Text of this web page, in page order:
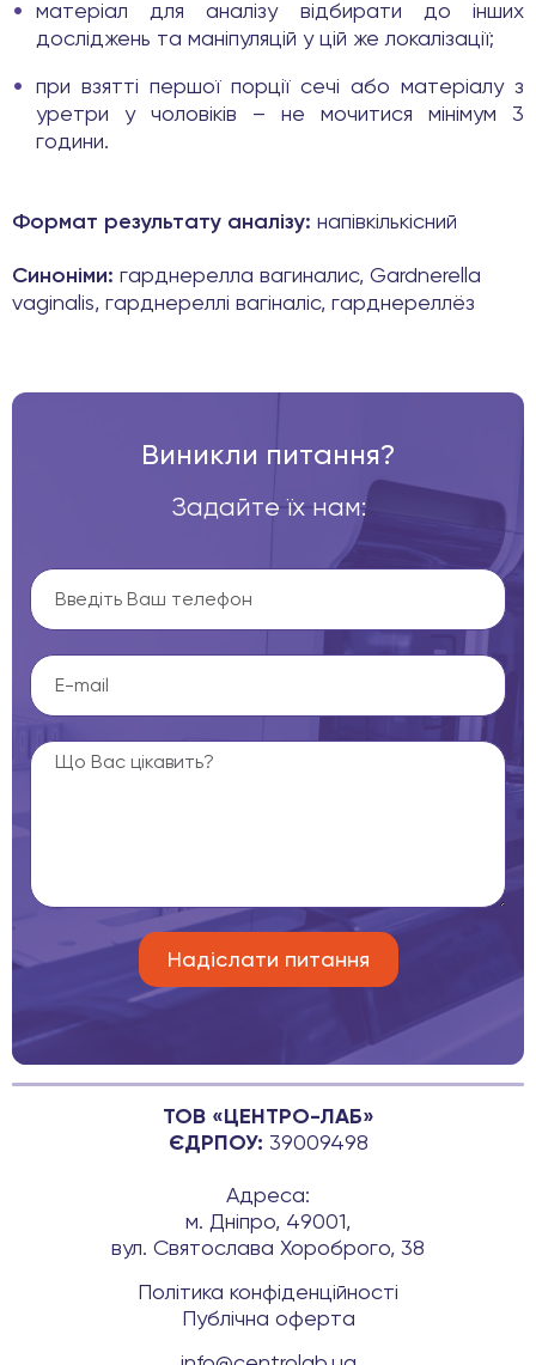
матеріал для аналізу відбирати до інших
досліджень та маніпуляцій у цій же локалізації;
при взятті першої порції сечі або матеріалу з
уретри у чоловіків – не мочитися мінімум 3
години.
Формат результату аналізу: напівкількісний
Синоніми: гарднерелла вагиналис, Gardnerella
vaginalis, гарднереллі вагіналіс, гарднереллёз
Виникли питання?
Задайте їх нам:
ТОВ «ЦЕНТРО-ЛАБ»
ЄДРПОУ: 39009498
Адреса:
м. Дніпро, 49001,
вул. Святослава Хороброго, 38
Політика конфіденційності
Публічна оферта